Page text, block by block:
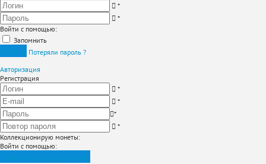
*
*
Войти с помощью:
Запомнить
Потеряли пароль ?
Авторизация
Регистрация
*
*
*
*
Коллекционирую монеты:
Войти с помощью: